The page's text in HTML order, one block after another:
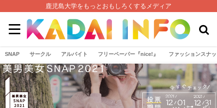
鹿児島大学をもっとおもしろくするメディア
SNAP サークル アルバイト フリーペーパー『nice!』 ファッションスナ